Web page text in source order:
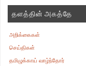
தளத்தின் அகத்தே
அறிக்கைகள்
செய்திகள்
தமிழுக்காய் வாழ்ந்தோர்